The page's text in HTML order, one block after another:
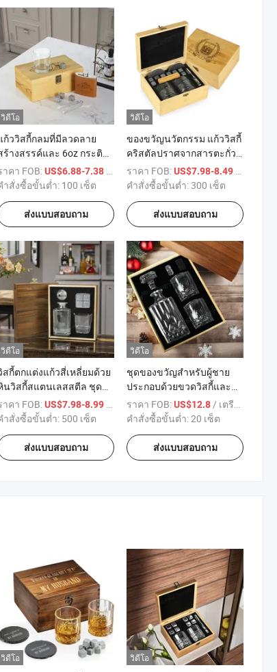
มตัว
วิดีโอ
ก้ววิสกี้กลมที่มีลวดลาย
ร้างสรรค์และ 6oz กระติก
นังวิสกี้ของขวัญสำหรับพ่อ
ามี
าคา FOB:US$6.88-7.38
/ เตรียมตัว
ำสั่งซื้อขั้นต่ำ: 100 เซ็ต
ส่งแบบสอบถาม
วิดีโอ
ของขวัญนวัตกรรม แก้ววิสกี้
คริสตัลปราศจากสารตะกั่ว
ที่มีหินเย็นและถาดไม้ชุด
ของขวัญวิสกี้สำหรับผู้ชาย
ราคา FOB:US$7.98-8.49
คำสั่งซื้อขั้นต่ำ:300 เซ็ต
ส่งแบบสอบถาม
รียมตัว
วิดีโอ
สกี้ตกแต่งแก้วสี่เหลี่ยมด้วย
นวิสกี้สแตนเลสสตีล ชุด
องขวัญ
าคา FOB:US$7.98-8.99
/ เตรียมตัว
ำสั่งซื้อขั้นต่ำ: 500 เซ็ต
ส่งแบบสอบถาม
วิดีโอ
ชุดของขวัญสำหรับผู้ชาย
ประกอบด้วยขวดวิสกี้และ
แก้ววิสกี้ คริสตัลเก่าแก่จา
กชันสโตน สำหรับผู้ที่ชื่น
750ml
ราคา FOB:US$12.8 / เตรียมตัว
คำสั่งซื้อขั้นต่ำ:20 เซ็ต
ส่งแบบสอบถาม
วิดีโอ วิดีโอ